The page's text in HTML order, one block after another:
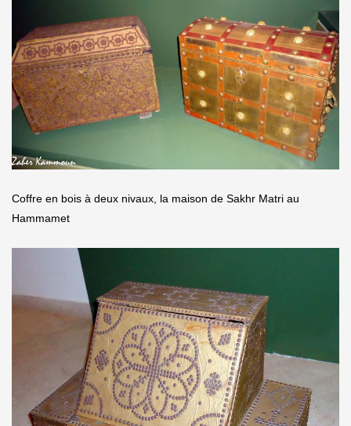
Coffre en bois à deux nivaux, la maison de Sakhr Matri au
Hammamet